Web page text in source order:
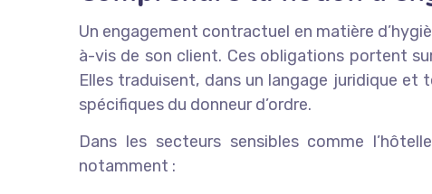
Un engagement contractuel en matière
à-vis de son client. Ces obligations portent
Elles traduisent, dans un langage juridique
spécifiques du donneur d’ordre.
Dans les secteurs sensibles comme
notamment :